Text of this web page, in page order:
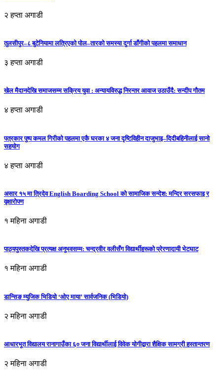
२ हप्ता अगाडी
तुलसीपुर–८ बुटेनियामा लत्रिएको पोल–तारको समस्या दुर्गा डाँगीको पहलमा समाधान
३ हप्ता अगाडी
खेल मैदानदेखि समाजसम्म सक्रिय युवा : अन्यायविरुद्ध निरन्तर आवाज उठाउँदै: सन्दीप गौतम
४ हप्ता अगाडी
पत्रकार पुष्प कमल गिरीको पहलमा एकै घरका ४ जना दृष्टिविहीन दाजुभाइ–दिदीबहिनीलाई सानो
सहयोग
४ हप्ता अगाडी
असार १५ मा त्रिदेव English Boarding School को सामाजिक सन्देश: मन्दिर सरसफाइ र
वृक्षारोपण
१ महिना अगाडी
पाठ्यपुस्तकदेखि प्रत्यक्ष अनुभवसम्म: चन्द्रवीर वलीसँग विद्यार्थीहरूको प्रेरणादायी भेटघाट
१ महिना अगाडी
डान्सिङ म्युजिक भिडियो ‘ओए माया’ सार्वजनिक (भिडियो)
२ महिना अगाडी
आधारभूत विद्यालय रानागाउँका ६० जना विद्यार्थीलाई विवेक योगीद्वारा शैक्षिक सामग्री हस्तान्तरण
२ महिना अगाडी